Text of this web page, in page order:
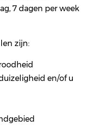
7 dagen per week
zijn:
en/of u